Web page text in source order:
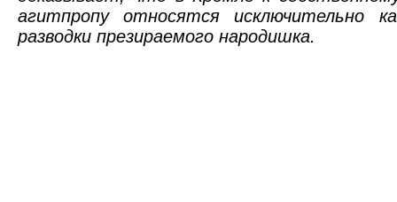
агитпропу относятся исключительно
разводки презираемого народишка.